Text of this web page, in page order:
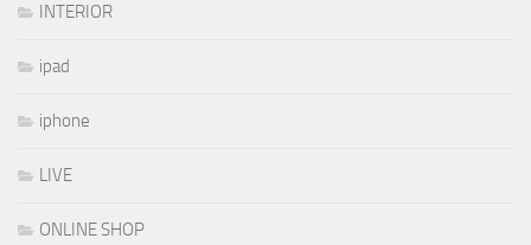
INTERIOR
ipad
iphone
LIVE
ONLINE SHOP